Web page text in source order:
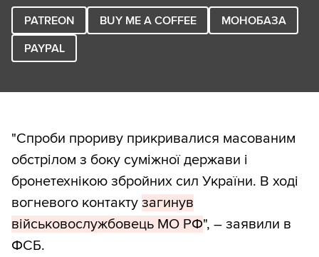
PATREON BUY ME A COFFEE
МОНОБАЗА
PAYPAL
"Спроби прориву прикривалися масованим
обстрілом з боку суміжної держави і
бронетехнікою збройних сил України. В ході
вогневого контакту загинув
військовослужбовець МО РФ", – заявили в
ФСБ.